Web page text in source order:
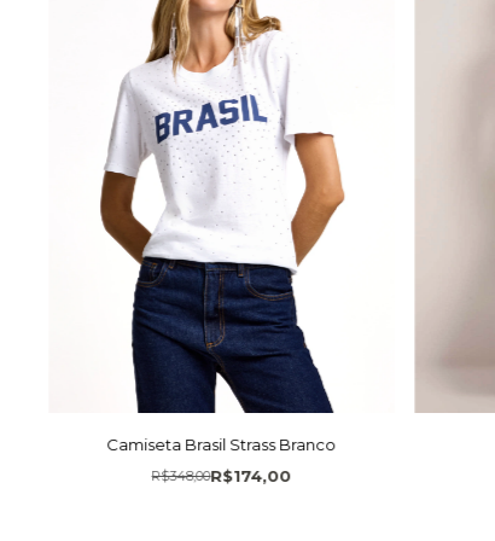
Camiseta Brasil Strass Branco
R$174,00
R$348,00